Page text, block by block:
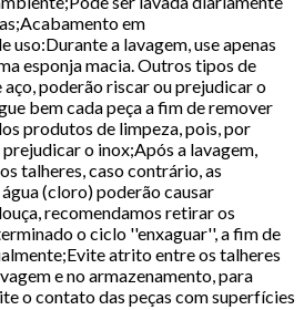
em
uso:Durante a lavagem, use apenas
esponja macia. Outros tipos de
poderão riscar ou prejudicar o
bem cada peça a fim de remover
produtos de limpeza, pois, por
o inox;Após a lavagem,
talheres, caso contrário, as
(cloro) poderão causar
recomendamos retirar os
o ciclo ''enxaguar'', a fim de
atrito entre os talheres
e no armazenamento, para
o contato das peças com superfícies